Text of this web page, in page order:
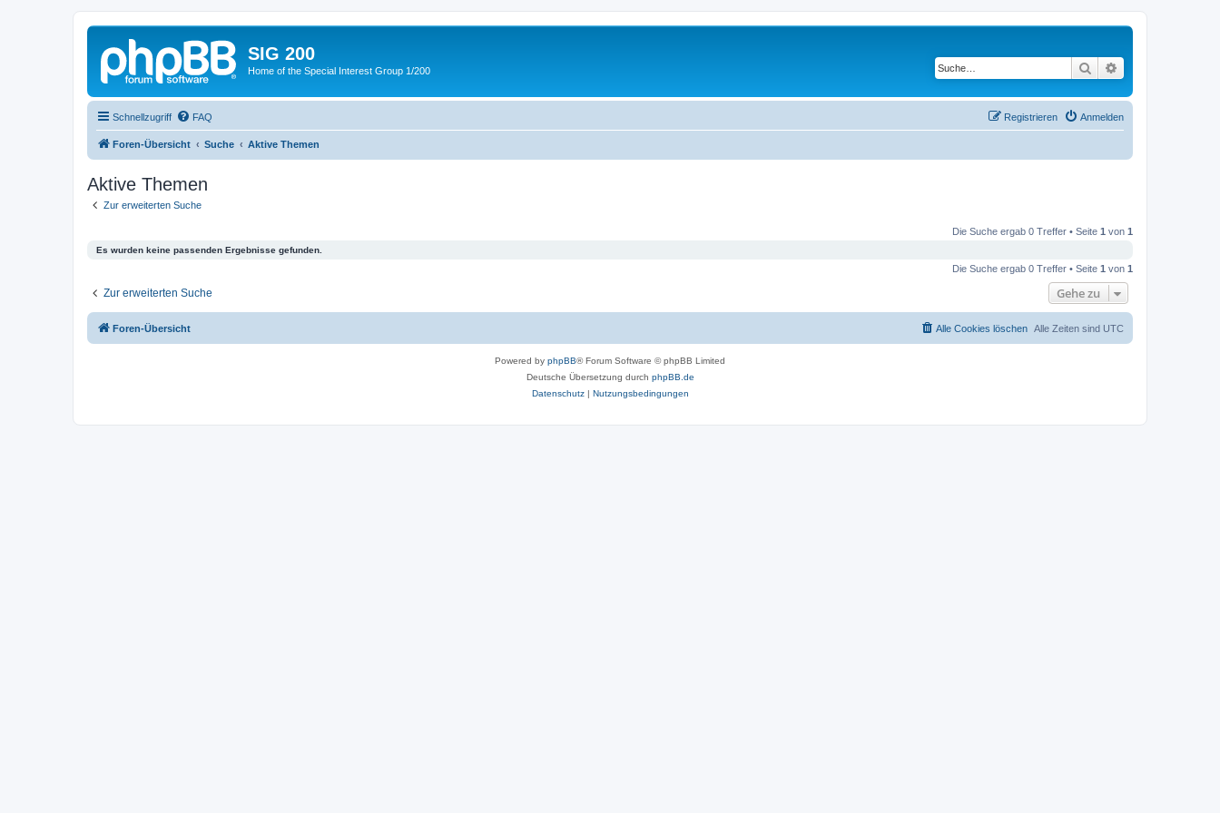
SIG 200
Home of the Special Interest Group 1/200 Suche
Schnellzugriff FAQ Anmelden
Registrieren
Foren-Übersicht Suche Aktive Themen
Aktive Themen
Zur erweiterten Suche
Die Suche ergab 0 Treffer • Seite 1 von 1
Es wurden keine passenden Ergebnisse gefunden.
Die Suche ergab 0 Treffer • Seite 1 von 1
Zur erweiterten Suche Gehe zu
Foren-Übersicht Alle Zeiten sind UTC
Alle Cookies löschen
Powered by phpBB® Forum Software © phpBB Limited
Deutsche Übersetzung durch phpBB.de
Datenschutz| Nutzungsbedingungen